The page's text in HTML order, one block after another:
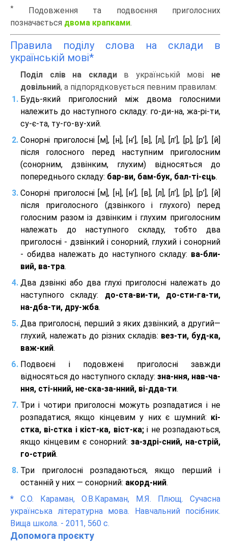
*
Подовження та подвоєння приголосних
позначається двома крапками.
Правила поділу слова на склади в
українській мові*
Поділ слів на складив українській мові не
довільний, а підпорядковується певним правилам:
Будь-який приголосний між двома голосними
належить до наступного складу: го-ди-на, жа-рі-ти,
су-є-та, ту-го-ву-хий.
Сонорні приголосні [м], [н], [н’], [в], [л], [л’], [р], [р’], [й]
після голосного перед наступним приголосним
(сонорним, дзвінким, глухим) відносяться до
попереднього складу: бар-ви, бам-бук, бал-ті-єць.
Сонорні приголосні [м], [н], [н’], [в], [л], [л’], [р], [р’], [й]
після приголосного (дзвінкого і глухого) перед
голосним разом із дзвінким і глухим приголосним
належать до наступного складу, тобто два
приголосні - дзвінкий і сонорний, глухий і сонорний
- обидва належать до наступного складу: ва-бли-
вий, ва-тра.
Два дзвінкі або два глухі приголосні належать до
наступного складу: до-ста-ви-ти, до-сти-га-ти,
на-дба-ти, дру-жба.
Два приголосні, перший з яких дзвінкий, а другий—
глухий, належать до різних складів: вез-ти, буд-ка,
важ-кий.
Подвоєні і подовжені приголосні завжди
відносяться до наступного складу: зна-ння, нав-ча-
ння, сті-нний, не-ска-за-нний, ві-дда-ти.
Три і чотири приголосні можуть розпадатися і не
розпадатися, якщо кінцевим у них є шумний: кі-
стка, ві-стка і кіст-ка, віст-ка;і не розпадаються,
якщо кінцевим є сонорний: за-здрі-сний, на-стрій,
го-стрий.
Три приголосні розпадаються, якщо перший і
останній у них — сонорний: акорд-ний.
* С.О. Караман, О.В.Караман, М.Я. Плющ. Сучасна
українська літературна мова. Навчальний посібник.
Вища школа. - 2011, 560 с.
Допомога проєкту